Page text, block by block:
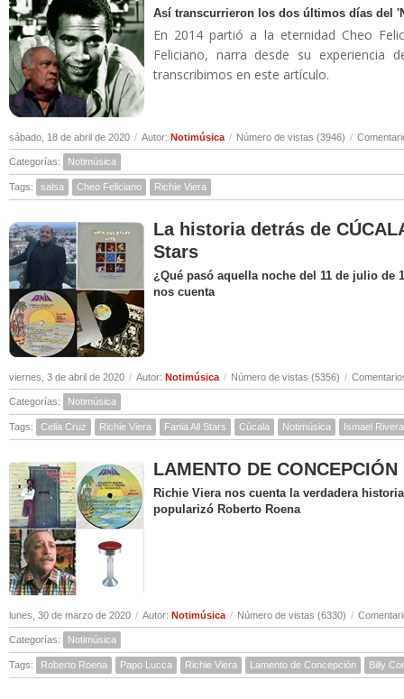
Así transcurrieron los dos últimos días del
En 2014 partió a la eternidad Cheo
Feliciano, narra desde su experiencia
transcribimos en este artículo.
sábado, 18 de abril de 2020 / Autor: Notimúsica / Número de vistas (3946) /
Categorías: Notimúsica
Tags: salsa Cheo Feliciano Richie Viera
La historia detrás de
Stars
¿Qué pasó aquella noche del 11 de julio de
nos cuenta
viernes, 3 de abril de 2020 / Autor: Notimúsica / Número de vistas (5356) /
Categorías: Notimúsica
Tags: Celia Cruz Richie Viera Fania All Stars Cúcala Notimúsica Ismael Rivera
LAMENTO DE
Richie Viera nos cuenta la verdadera
popularizó Roberto Roena
lunes, 30 de marzo de 2020 / Autor: Notimúsica / Número de vistas (6330) /
Categorías: Notimúsica
Tags: Roberto Roena Papo Lucca Richie Viera Lamento de Concepción Billy